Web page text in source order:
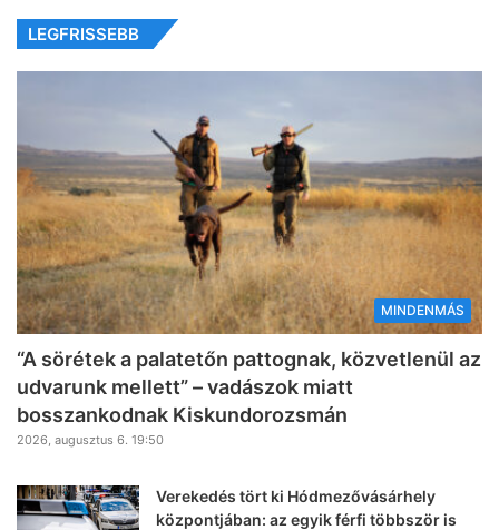
LEGFRISSEBB
MINDENMÁS
“A sörétek a palatetőn pattognak, közvetlenül az
udvarunk mellett” – vadászok miatt
bosszankodnak Kiskundorozsmán
2026, augusztus 6. 19:50
Verekedés tört ki Hódmezővásárhely
központjában: az egyik férfi többször is